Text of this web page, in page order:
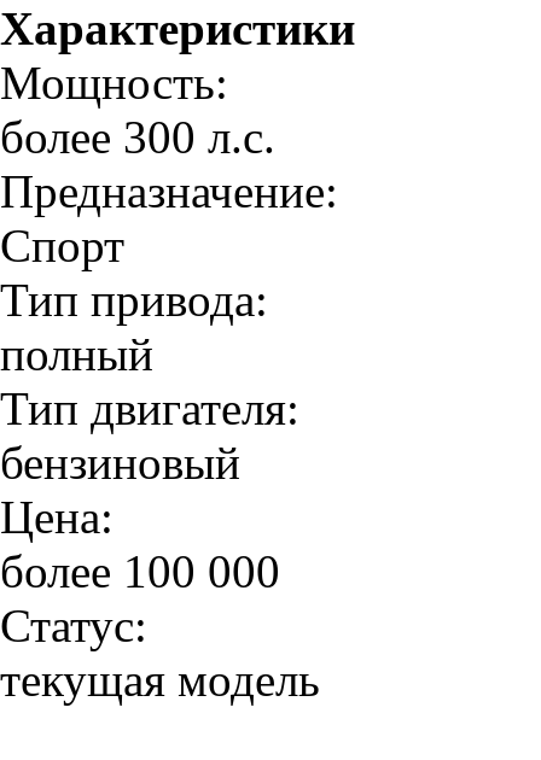
Характеристики
Мощность:
более 300 л.с.
Предназначение:
Спорт
Тип привода:
полный
Тип двигателя:
бензиновый
Цена:
более 100 000
Статус:
текущая модель